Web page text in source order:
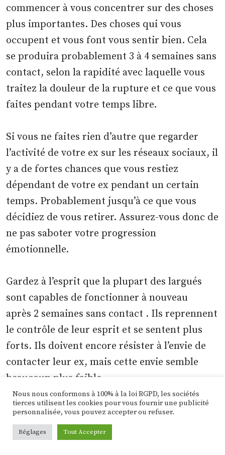
commencer à vous concentrer sur des choses
plus importantes. Des choses qui vous
occupent et vous font vous sentir bien. Cela
se produira probablement 3 à 4 semaines sans
contact, selon la rapidité avec laquelle vous
traitez la douleur de la rupture et ce que vous
faites pendant votre temps libre.
Si vous ne faites rien d’autre que regarder
l’activité de votre ex sur les réseaux sociaux, il
y a de fortes chances que vous restiez
dépendant de votre ex pendant un certain
temps. Probablement jusqu’à ce que vous
décidiez de vous retirer. Assurez-vous donc de
ne pas saboter votre progression
émotionnelle.
Gardez à l’esprit que la plupart des largués
sont capables de fonctionner à nouveau
après 2 semaines sans contact . Ils reprennent
le contrôle de leur esprit et se sentent plus
forts. Ils doivent encore résister à l’envie de
contacter leur ex, mais cette envie semble
beaucoup plus faible.
Donc, si cela fait 3 semaines sans contact et
que vous vous demandez quoi faire,
n’abandonnez pas quand il est tentant de
Nous nous conformons à 100% à la loi RGPD, les sociétés
tierces utilisent les cookies pour vous fournir une publicité
personnalisée, vous pouvez accepter ou refuser.
Réglages Tout Accepter